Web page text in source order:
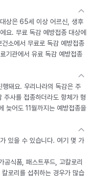
상은 65세 이상 어르신, 생후
요. 무료 독감 예방접종 대상에
소에서 무료로 독감 예방접종
기관에서 유료 독감 예방접종
돼요. 우리나라의 독감은 주
주사를 접종하더라도 항체가 형
늦어도 11월까지는 예방접종을
있을 수 있습니다. 여기 몇 가
공식품, 패스트푸드, 고칼로리
로리를 섭취하는 경우가 많습